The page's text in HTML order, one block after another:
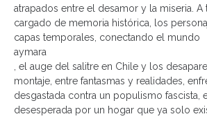
atrapados entre el desamor y la miseria. A
cargado de memoria histórica, los
capas temporales, conectando el mundo
aymara
, el auge del salitre en Chile y los
montaje, entre fantasmas y realidades,
desgastada contra un populismo fascista,
desesperada por un hogar que ya solo